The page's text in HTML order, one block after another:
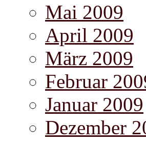
Mai 2009
April 2009
März 2009
Februar
Januar 2009
Dezember